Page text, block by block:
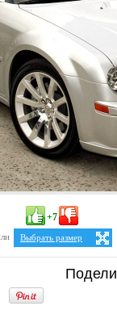
+7
Выбрать размер
Ваше разрешение:Не
1280x1024
4:3
1024x768